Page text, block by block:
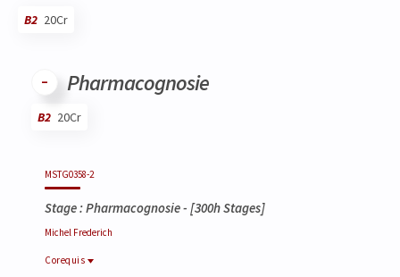
B2 20Cr
Pharmacognosie
B2 20Cr
MSTG0358-2
Stage : Pharmacognosie- [300h Stages]
Michel Frederich
Corequis